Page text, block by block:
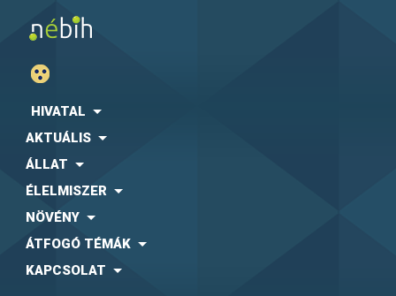
HIVATAL
AKTUÁLIS
ÁLLAT
ÉLELMISZER
NÖVÉNY
ÁTFOGÓ TÉMÁK
KAPCSOLAT